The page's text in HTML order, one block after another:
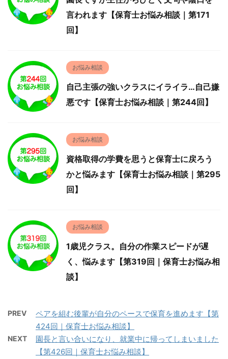
言われます【保育士お悩み相談｜第171
回】
お悩み相談
自己主張の強いクラスにイライラ…自己嫌
悪です【保育士お悩み相談｜第244回】
お悩み相談
資格取得の学費を思うと保育士に戻ろう
かと悩みます【保育士お悩み相談｜第295
回】
お悩み相談
1歳児クラス。自分の作業スピードが遅
く、悩みます【第319回｜保育士お悩み相
談】
PREV
ペアを組む後輩が自分のペースで保育を進めます【第
424回｜保育士お悩み相談】
NEXT
園長と言い合いになり、就業中に帰ってしまいました
【第426回｜保育士お悩み相談】